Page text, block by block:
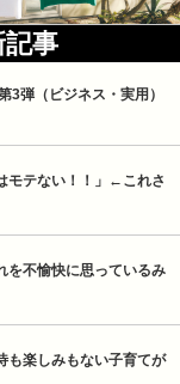
事
3弾（ビジネス・実用）
モテない！！」←これさ
を不愉快に思っているみ
も楽しみもない子育てが